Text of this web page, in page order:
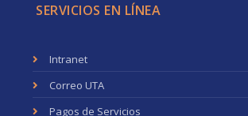
SERVICIOS EN LÍNEA
Intranet
Correo UTA
Pagos de Servicios